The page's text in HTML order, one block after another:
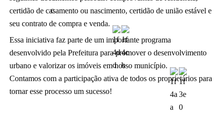
certidão de casamento ou nascimento, certidão de união estável e
seu contrato de compra e venda.
Essa iniciativa faz parte de um importante programa
desenvolvido pela Prefeitura para promover o desenvolvimento
urbano e valorizar os imóveis em nosso município.
Contamos com a participação ativa de todos os proprietários para
tornar esse processo um sucesso!